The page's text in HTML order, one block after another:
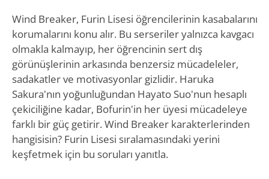
Wind Breaker, Furin Lisesi öğrencilerinin kasabalarını
korumalarını konu alır. Bu serseriler yalnızca kavgacı
olmakla kalmayıp, her öğrencinin sert dış
görünüşlerinin arkasında benzersiz mücadeleler,
sadakatler ve motivasyonlar gizlidir. Haruka
Sakura'nın yoğunluğundan Hayato Suo'nun hesaplı
çekiciliğine kadar, Bofurin'in her üyesi mücadeleye
farklı bir güç getirir. Wind Breaker karakterlerinden
hangisisin? Furin Lisesi sıralamasındaki yerini
keşfetmek için bu soruları yanıtla.